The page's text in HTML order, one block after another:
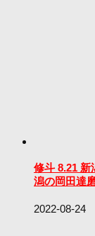
修斗 8.21 新
潟の岡田達
2022-08-24